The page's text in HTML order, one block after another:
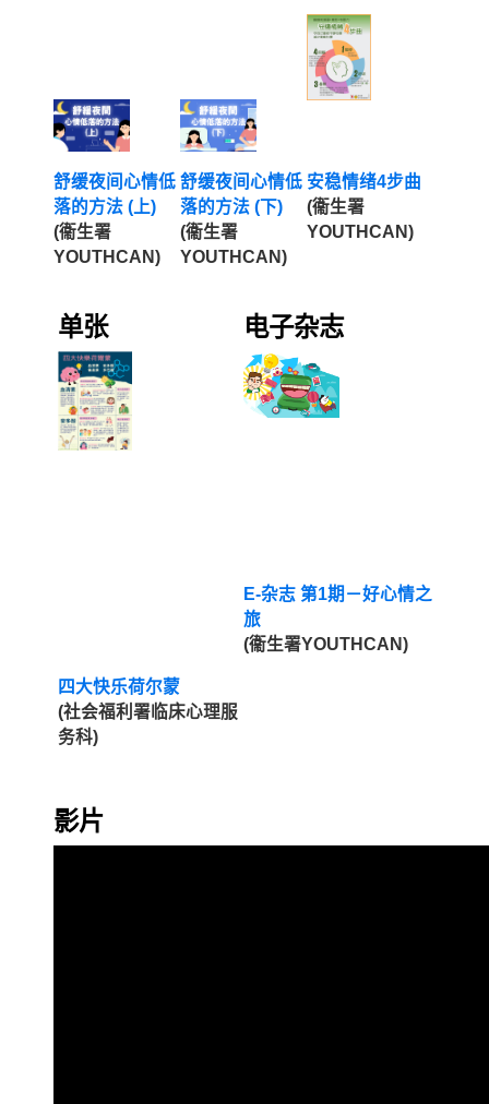
舒缓夜间心情低
落的方法 (上)
(衞生署
YOUTHCAN)
舒缓夜间心情低
落的方法 (下)
(衞生署
YOUTHCAN)
安稳情绪4步曲
(衞生署
YOUTHCAN)
单张 电子杂志
E-杂志 第1期－好心情之
旅
(衞生署YOUTHCAN)
四大快乐荷尔蒙
(社会福利署临床心理服
务科)
影片